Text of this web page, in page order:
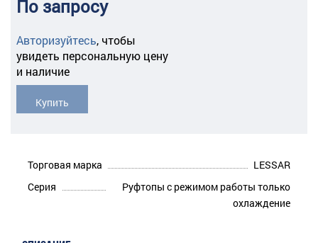
По запросу
Авторизуйтесь, чтобы
увидеть персональную цену
и наличие
Купить
Торговая марка
LESSAR
Серия
Руфтопы с режимом работы только
охлаждение